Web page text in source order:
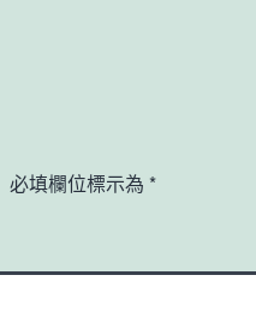
必填欄位標示為 *